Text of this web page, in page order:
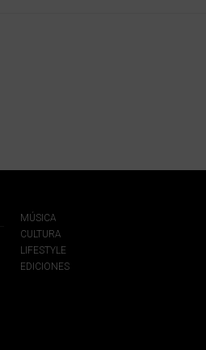
MÚSICA
CULTURA
LIFESTYLE
EDICIONES